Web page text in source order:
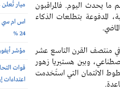
ما يحدث اليوم. فالمراقبون
المدفوعة بتطلعات الذكاء
في منتصف القرن التاسع عشر
وبين هستيريا زهور
الائتمان التي استُخدمت
ميار
اس ام سي
24 %
مؤشر أيفون 2026 .. أغلى وأرخص دول العالم
اعتداءات